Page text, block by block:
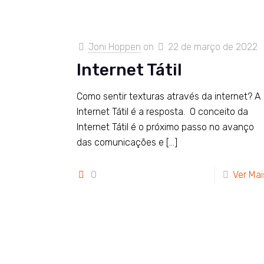
Joni Hoppen on 22 de março de 2022
Internet Tátil
Como sentir texturas através da internet? A
Internet Tátil é a resposta. O conceito da
Internet Tátil é o próximo passo no avanço
das comunicações e […]
0 Ver